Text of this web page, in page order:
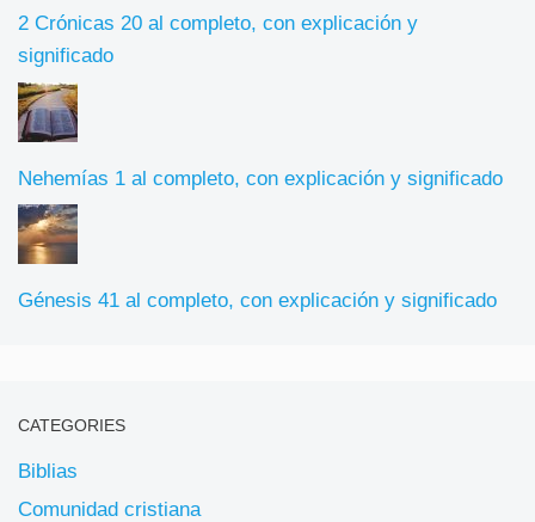
2 Crónicas 20 al completo, con explicación y
significado
Nehemías 1 al completo, con explicación y significado
Génesis 41 al completo, con explicación y significado
CATEGORIES
Biblias
Comunidad cristiana